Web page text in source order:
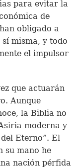
para evitar la
de
obligado a
misma, y todo
el impulsor
que actuarán
Aunque
la Biblia no
moderna y
Eterno”. El
su mano he
nación pérfida